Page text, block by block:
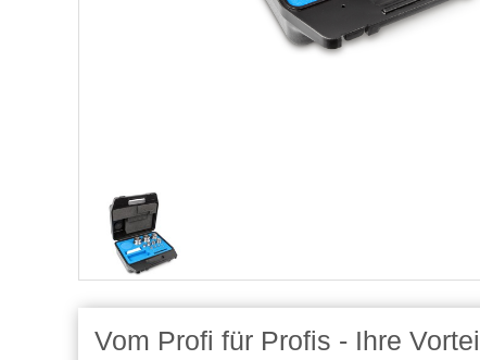
Vom Profi für Profis - Ihre